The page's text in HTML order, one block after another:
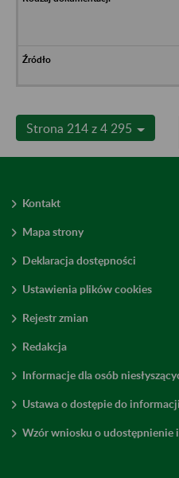
Strona 214 z 4 295
Kontakt
Mapa strony
Deklaracja dostępności
Ustawienia plików cookies
Rejestr zmian
Redakcja
Informacje dla osób
Ustawa o dostępie do
Wzór wniosku o udostępnienie